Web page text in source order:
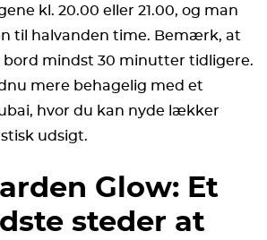
kl. 20.00 eller 21.00, og man
til halvanden time. Bemærk, at
mindst 30 minutter tidligere.
mere behagelig med et
hvor du kan nyde lækker
udsigt.
Glow: Et
steder at